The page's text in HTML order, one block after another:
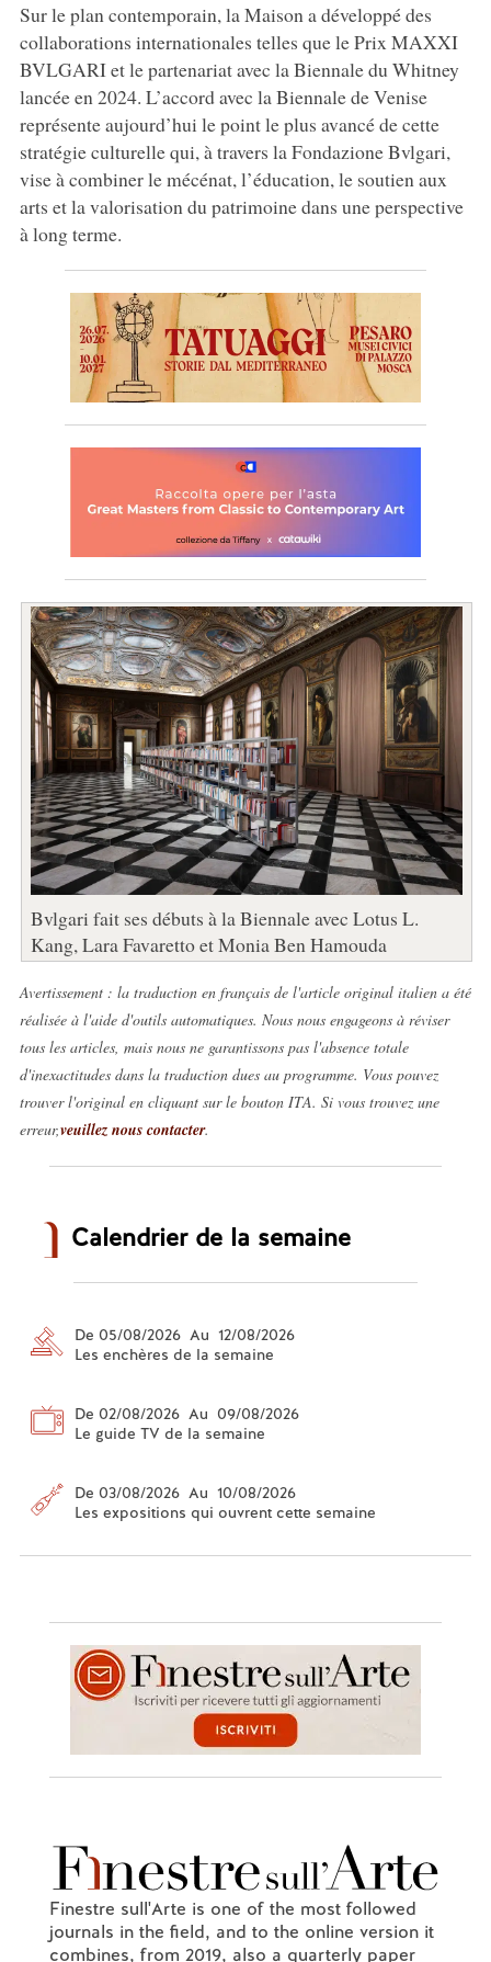
Sur le plan contemporain, la Maison a développé des
collaborations internationales telles que le Prix MAXXI
BVLGARI et le partenariat avec la Biennale du Whitney
lancée en 2024. L’accord avec la Biennale de Venise
représente aujourd’hui le point le plus avancé de cette
stratégie culturelle qui, à travers la Fondazione Bvlgari,
vise à combiner le mécénat, l’éducation, le soutien aux
arts et la valorisation du patrimoine dans une perspective
à long terme.
Bvlgari fait ses débuts à la Biennale avec Lotus L.
Kang, Lara Favaretto et Monia Ben Hamouda
Avertissement : la traduction en français de l'article original italien a été
réalisée à l'aide d'outils automatiques. Nous nous engageons à réviser
tous les articles, mais nous ne garantissons pas l'absence totale
d'inexactitudes dans la traduction dues au programme. Vous pouvez
trouver l'original en cliquant sur le bouton ITA. Si vous trouvez une
erreur,veuillez nous contacter.
Calendrier de la semaine
De 05/08/2026 Au 12/08/2026
Les enchères de la semaine
De 02/08/2026 Au 09/08/2026
Le guide TV de la semaine
De 03/08/2026 Au 10/08/2026
Les expositions qui ouvrent cette semaine
Finestre sull'Arte is one of the most followed
journals in the field, and to the online version it
combines, from 2019, also a quarterly paper